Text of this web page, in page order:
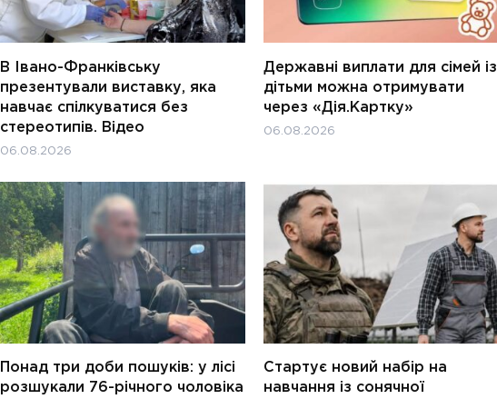
В Івано-Франківську
презентували виставку, яка
навчає спілкуватися без
стереотипів. Відео
06.08.2026
Державні виплати для сімей із
дітьми можна отримувати
через «Дія.Картку»
06.08.2026
Понад три доби пошуків: у лісі
розшукали 76-річного чоловіка
Стартує новий набір на
навчання із сонячної